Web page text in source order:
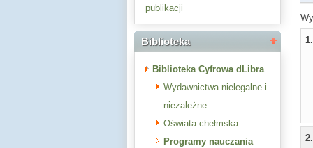
publikacji
Biblioteka
Biblioteka Cyfrowa dLibra
Wydawnictwa nielegalne i
niezależne
Oświata chełmska
Programy nauczania
1.
2.